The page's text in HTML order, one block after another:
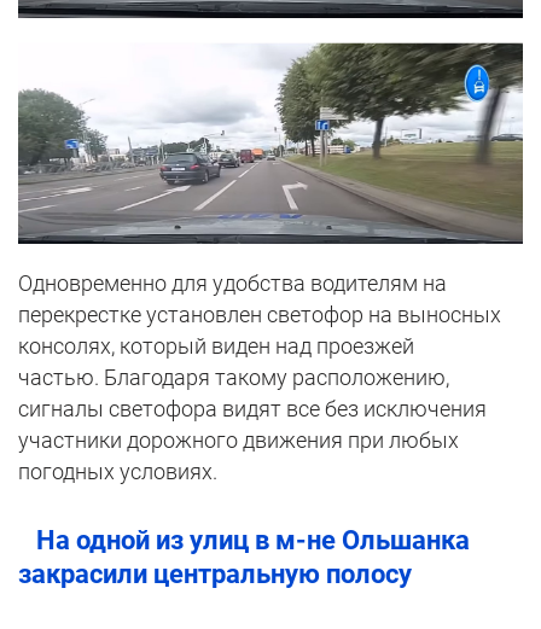
Одновременно для удобства водителям на
перекрестке установлен светофор на выносных
консолях, который виден над проезжей
частью. Благодаря такому расположению,
сигналы светофора видят все без исключения
участники дорожного движения при любых
погодных условиях.
На одной из улиц в м-не Ольшанка
закрасили центральную полосу